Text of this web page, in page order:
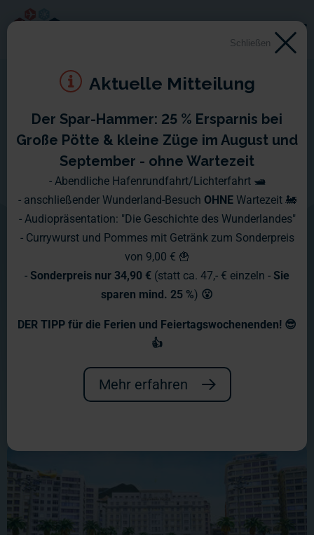
Copacabana
Der wohl bekannteste Strand der Welt
verkörpert auch im Miniatur
Wunderland das Lebensgefühl
Brasiliens auf eine ganz besondere
Art. Knapp 300 Figuren genießen
entlang des Strandabschnitts von Rio
de Janeiro eine Abkühlung im blauen
Schließen
Aktuelle Mitteilung
Der Spar-Hammer: 25 % Ersparnis bei
Große Pötte & kleine Züge im August und
September - ohne Wartezeit
- Abendliche Hafenrundfahrt/Lichterfahrt 🛥️
- anschließender Wunderland-Besuch OHNE Wartezeit 🚂
- Audiopräsentation: "Die Geschichte des Wunderlandes"
- Currywurst und Pommes mit Getränk zum Sonderpreis
von 9,00 € 🍟
- Sonderpreis nur 34,90 € (statt ca. 47,- € einzeln - Sie
sparen mind. 25 %) 😮
DER TIPP für die Ferien und Feiertagswochenenden! 😎
👍
Mehr erfahren